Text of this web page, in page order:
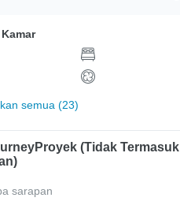
semua (23)
(Tidak Termasuk
sarapan